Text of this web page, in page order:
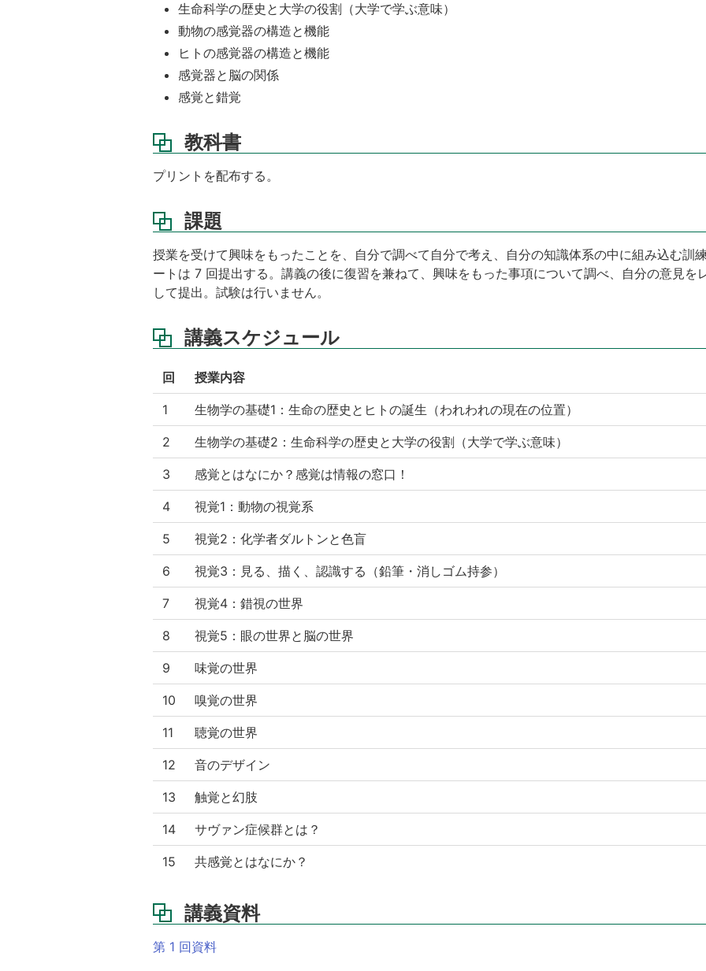
生命科学の歴史と大学の役割（大学で学ぶ意味）
動物の感覚器の構造と機能
ヒトの感覚器の構造と機能
感覚器と脳の関係
感覚と錯覚
教科書
プリントを配布する。
課題
授業を受けて興味をもったことを、自分で調べて自分で考え、自分の知識体系の中に組み込む訓
ートは 7 回提出する。講義の後に復習を兼ねて、興味をもった事項について調べ、自分の意見を
して提出。試験は行いません。
講義スケジュール
回 授業内容
1 生物学の基礎1：生命の歴史とヒトの誕生（われわれの現在の位置）
2 生物学の基礎2：生命科学の歴史と大学の役割（大学で学ぶ意味）
3 感覚とはなにか？感覚は情報の窓口！
4 視覚1：動物の視覚系
5 視覚2：化学者ダルトンと色盲
6 視覚3：見る、描く、認識する（鉛筆・消しゴム持参）
7 視覚4：錯視の世界
8 視覚5：眼の世界と脳の世界
9 味覚の世界
10 嗅覚の世界
11 聴覚の世界
12 音のデザイン
13 触覚と幻肢
14 サヴァン症候群とは？
15 共感覚とはなにか？
講義資料
第 1 回資料